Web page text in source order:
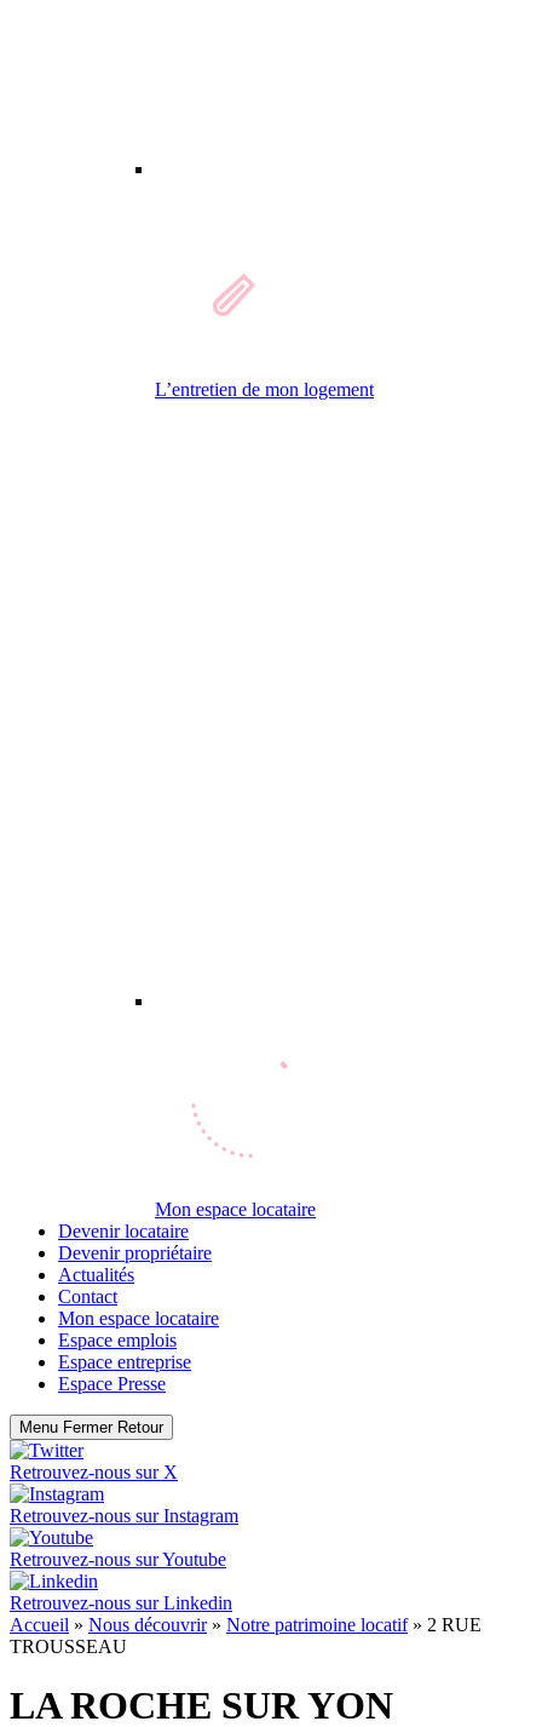
L’entretien de mon logement
Mon espace locataire
Devenir locataire
Devenir propriétaire
Actualités
Contact
Mon espace locataire
Espace emplois
Espace entreprise
Espace Presse
Menu Fermer Retour
Retrouvez-nous sur X
Retrouvez-nous surInstagram
Retrouvez-nous surYoutube
Retrouvez-nous surLinkedin
Accueil » Nous découvrir» Notre patrimoine locatif» 2 RUE
TROUSSEAU
LA ROCHE SUR YON